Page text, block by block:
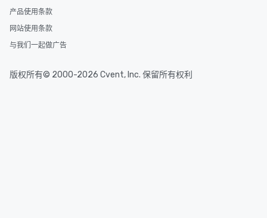
产品使用条款
网站使用条款
与我们一起做广告
版权所有© 2000-2026 Cvent, Inc. 保留所有权利